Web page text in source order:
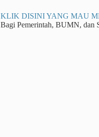
KLIK DISINI YANG MAU
Bagi Pemerintah, BUMN, dan